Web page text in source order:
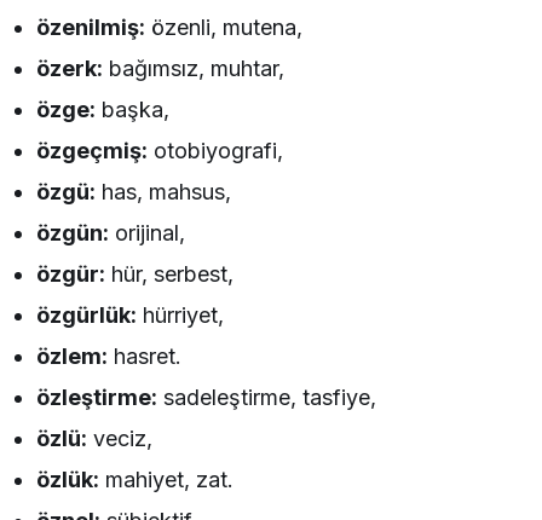
özenilmiş: özenli, mutena,
özerk: bağımsız, muhtar,
özge: başka,
özgeçmiş: otobiyografi,
özgü: has, mahsus,
özgün: orijinal,
özgür: hür, serbest,
özgürlük: hürriyet,
özlem: hasret.
özleştirme: sadeleştirme, tasfiye,
özlü: veciz,
özlük: mahiyet, zat.